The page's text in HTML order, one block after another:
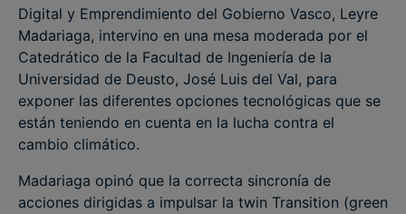
Digital y Emprendimiento del Gobierno Vasco, Leyre
Madariaga, intervino en una mesa moderada por el
Catedrático de la Facultad de Ingeniería de la
Universidad de Deusto, José Luis del Val, para
exponer las diferentes opciones tecnológicas que se
están teniendo en cuenta en la lucha contra el
cambio climático.
Madariaga opinó que la correcta sincronía de
acciones dirigidas a impulsar la twin Transition (green